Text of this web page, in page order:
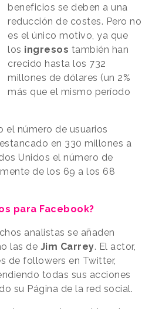
beneficios se deben a una
reducción de costes. Pero no
es el único motivo, ya que
los ingresos también han
crecido hasta los 732
millones de dólares (un 2%
más que el mismo período
el número de usuarios
en 330 millones a
Unidos el número de
de los 69 a los 68
para Facebook?
analistas se añaden
las de Jim Carrey. El actor,
de followers en Twitter,
todas sus acciones
su Página de la red social.